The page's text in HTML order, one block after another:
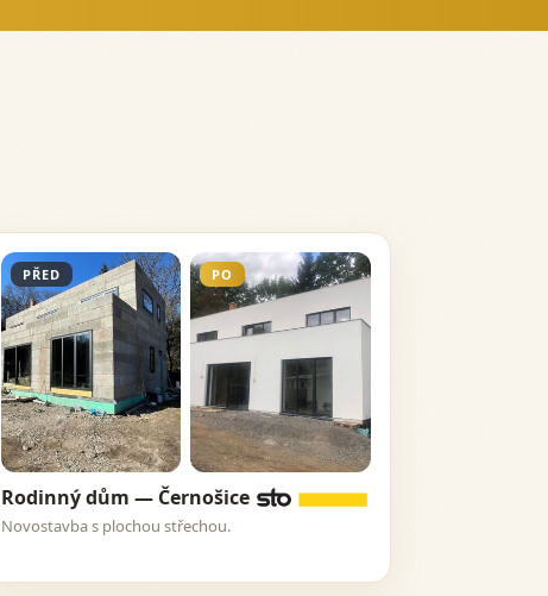
PŘED PO
Rodinný dům — Černošice
Novostavba s plochou střechou.